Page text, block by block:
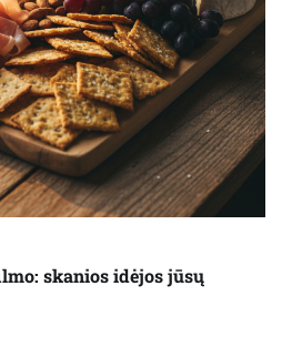
skanios idėjos jūsų